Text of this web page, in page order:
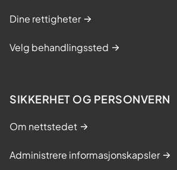
Dine rettigheter
Velg behandlingssted
SIKKERHET OG PERSONVERN
Om nettstedet
Administrere informasjonskapsler